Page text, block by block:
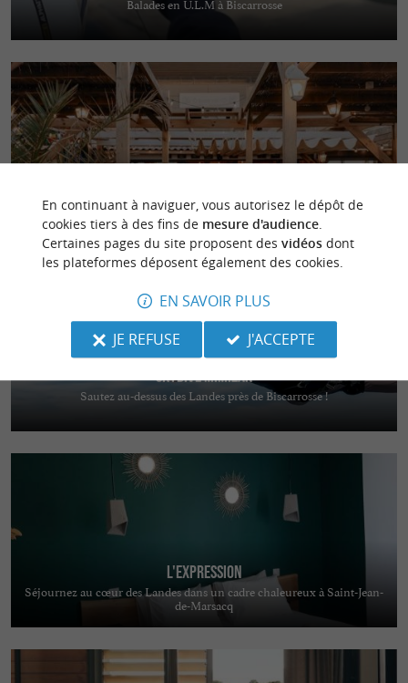
Café restaurant boutique à Soustons Plage
Skydive Mimizan
Sautez au-dessus des Landes près de Biscarrosse !
L'Expression
Séjournez au cœur des Landes dans un cadre chaleureux à Saint-Jean-
de-Marsacq
En continuant à naviguer, vous autorisez le dépôt de
cookies tiers à des fins de mesure d'audience.
Certaines pages du site proposent des vidéosdont
les plateformes déposent également des cookies.
EN SAVOIR PLUS
JE REFUSE
J'ACCEPTE